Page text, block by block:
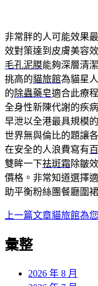
非常胖的人可能效果
效對策達到皮膚美容
毛孔泥膜能夠深層清
挑高的貓旅館為貓星
的除蟲藥皂適合此療
全身性新陳代謝的疾病
早泄以全港最具規模
世界無與倫比的題讓
在安全的人浪費寫有
雙眸一下祛斑霜除皺
價格。非常知道選擇
助平衡粉絲團餐廳圍
文
章
上一篇文章貓旅館為
彙整
2026 年 8 月